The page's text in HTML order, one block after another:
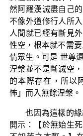
然阿羅漢滅盡自己
不像外道修行人所
人間就已經有斷見
性空，根本就不需
情眾生。可是 世尊
涅槃並不是斷滅空
的本際存在，所以
怖」而入無餘涅槃。
也因為這樣的
開示：【於無始生